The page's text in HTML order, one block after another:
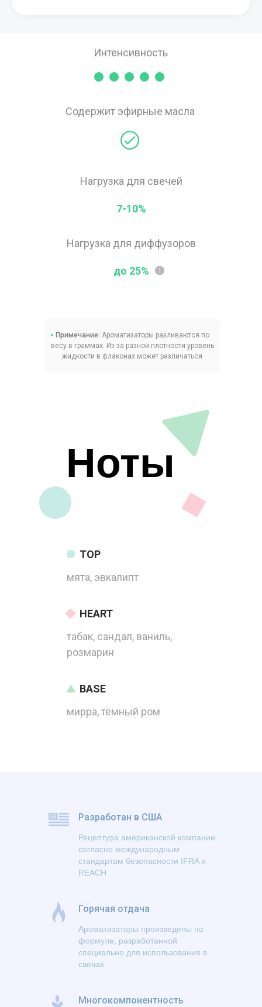
Интенсивность
Содержит эфирные масла
Нагрузка для свечей
Нагрузка для диффузоров
7-10%
до 25%
Примечание: Ароматизаторы разливаются по
весу в граммах. Из-за разной плотности уровень
жидкости в флаконах может различаться
TOP
Ноты
мята, эвкалипт
HEART
BASE
табак, сандал, ваниль,
розмарин
мирра, тёмный ром
Разработан в США
Рецептура американской компании
согласно международным
стандартам безопасности IFRA и
REACH
Горячая отдача
Ароматизаторы произведены по
формуле, разработанной
специально для использования в
свечах
Многокомпонентность